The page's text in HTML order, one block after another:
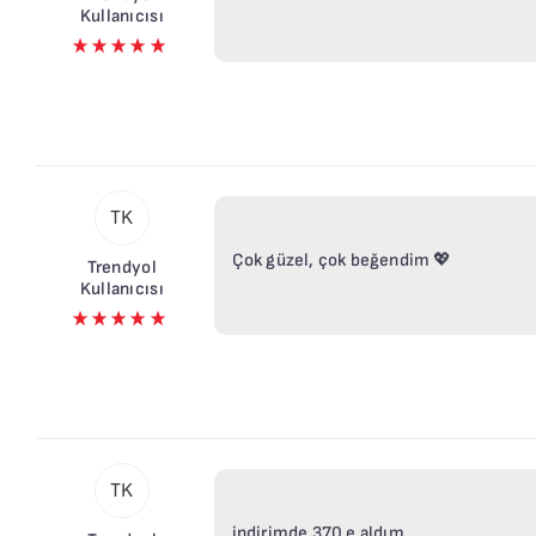
Kullanıcısı
TK
Trendyol
Kullanıcısı
Çok güzel, çok beğendim 💖
TK